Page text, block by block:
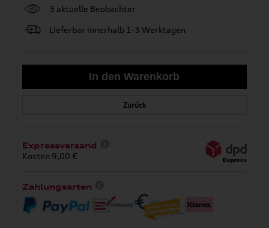
3 aktuelle Beobachter
Lieferbar innerhalb 1-3 Werktagen
Zurück
Expressversand
Kosten 9,00 €
Zahlungsarten